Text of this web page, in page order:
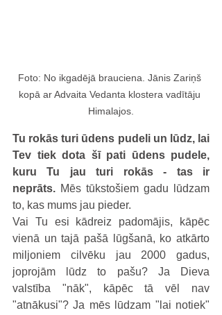
Foto: No ikgadējā brauciena. Jānis Zariņš
kopā ar Advaita Vedanta klostera vadītāju
Himalajos.
Tu rokās turi ūdens pudeli un lūdz, lai
Tev tiek dota šī pati ūdens pudele,
kuru Tu jau turi rokās - tas ir
neprāts. Mēs tūkstošiem gadu lūdzam
to, kas mums jau pieder.
Vai Tu esi kādreiz padomājis, kāpēc
vienā un tajā pašā lūgšanā, ko atkārto
miljoniem cilvēku jau 2000 gadus,
joprojām lūdz to pašu? Ja Dieva
valstība "nāk", kāpēc tā vēl nav
"atnākusi"? Ja mēs lūdzam "lai notiek"